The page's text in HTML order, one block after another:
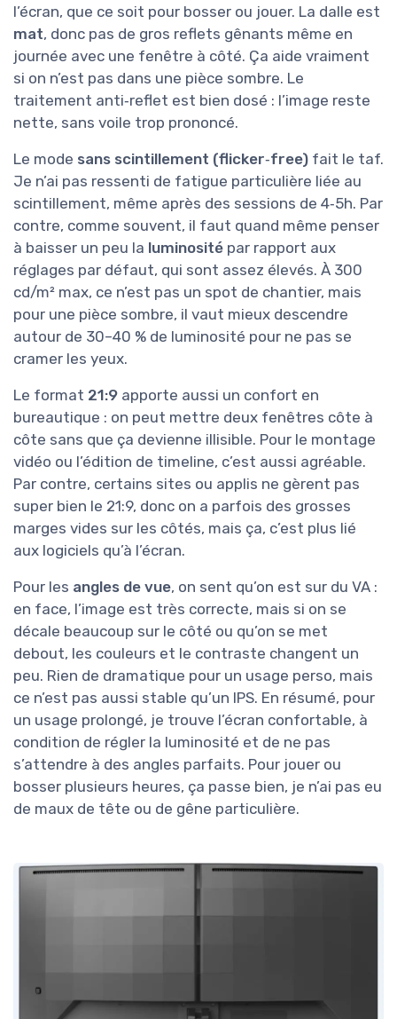
l’écran, que ce soit pour bosser ou jouer. La dalle est
mat, donc pas de gros reflets gênants même en
journée avec une fenêtre à côté. Ça aide vraiment
si on n’est pas dans une pièce sombre. Le
traitement anti‑reflet est bien dosé : l’image reste
nette, sans voile trop prononcé.
Le mode sans scintillement (flicker‑free) fait le taf.
Je n’ai pas ressenti de fatigue particulière liée au
scintillement, même après des sessions de 4‑5h. Par
contre, comme souvent, il faut quand même penser
à baisser un peu la luminosité par rapport aux
réglages par défaut, qui sont assez élevés. À 300
cd/m² max, ce n’est pas un spot de chantier, mais
pour une pièce sombre, il vaut mieux descendre
autour de 30–40 % de luminosité pour ne pas se
cramer les yeux.
Le format 21:9 apporte aussi un confort en
bureautique : on peut mettre deux fenêtres côte à
côte sans que ça devienne illisible. Pour le montage
vidéo ou l’édition de timeline, c’est aussi agréable.
Par contre, certains sites ou applis ne gèrent pas
super bien le 21:9, donc on a parfois des grosses
marges vides sur les côtés, mais ça, c’est plus lié
aux logiciels qu’à l’écran.
Pour les angles de vue, on sent qu’on est sur du VA :
en face, l’image est très correcte, mais si on se
décale beaucoup sur le côté ou qu’on se met
debout, les couleurs et le contraste changent un
peu. Rien de dramatique pour un usage perso, mais
ce n’est pas aussi stable qu’un IPS. En résumé, pour
un usage prolongé, je trouve l’écran confortable, à
condition de régler la luminosité et de ne pas
s’attendre à des angles parfaits. Pour jouer ou
bosser plusieurs heures, ça passe bien, je n’ai pas eu
de maux de tête ou de gêne particulière.